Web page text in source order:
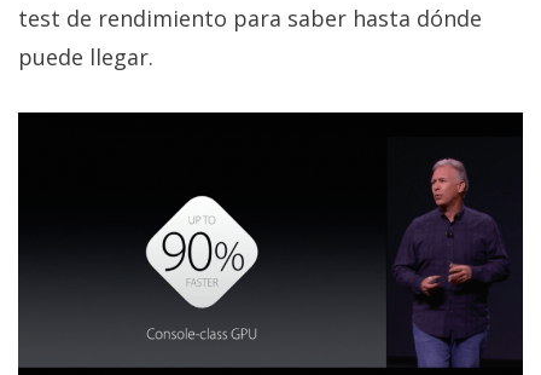
test de rendimiento para saber hasta dónde
puede llegar.